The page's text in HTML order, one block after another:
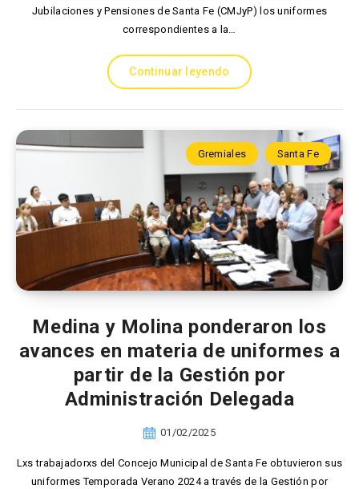
Jubilaciones y Pensiones de Santa Fe (CMJyP) los uniformes
correspondientes a la…
Continuar leyendo
Gremiales Santa Fe
Medina y Molina ponderaron los
avances en materia de uniformes a
partir de la Gestión por
Administración Delegada
01/02/2025
Lxs trabajadorxs del Concejo Municipal de Santa Fe obtuvieron sus
uniformes Temporada Verano 2024 a través de la Gestión por